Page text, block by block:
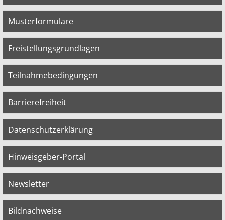
Musterformulare
Freistellungsgrundlagen
Teilnahmebedingungen
Barrierefreiheit
Datenschutzerklärung
Hinweisgeber-Portal
Newsletter
Bildnachweise